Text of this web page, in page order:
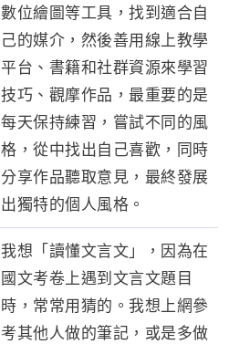
數位繪圖等工具，找到適合自
己的媒介，然後善用線上教學
平台、書籍和社群資源來學習
技巧、觀摩作品，最重要的是
每天保持練習，嘗試不同的風
格，從中找出自己喜歡，同時
分享作品聽取意見，最終發展
出獨特的個人風格。
我想「讀懂文言文」，因為在
國文考卷上遇到文言文題目
時，常常用猜的。我想上網參
考其他人做的筆記，或是多做